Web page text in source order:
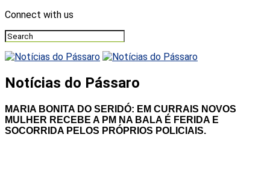
Connect with us
Notícias do Pássaro
MARIA BONITA DO SERIDÓ: EM CURRAIS NOVOS
MULHER RECEBE A PM NA BALA É FERIDA E
SOCORRIDA PELOS PRÓPRIOS POLICIAIS.